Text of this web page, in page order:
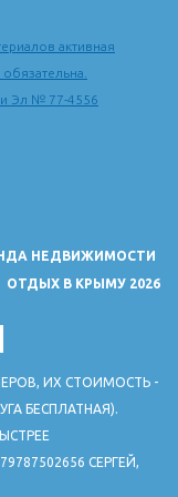
гостиницы, где
чистое
"Золотой Теленок".
активная
Эл № 77-4556
НЕДВИЖИМОСТИ
ОТДЫХ В КРЫМУ 2026
ИХ СТОИМОСТЬ -
БЕСПЛАТНАЯ).
СЕРГЕЙ,